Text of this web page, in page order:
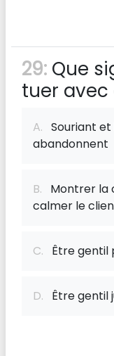
29: Que
tuer avec
A. Souriant
abandonnent
B. Montrer la
calmer le
C. Être gentil
D. Être gentil